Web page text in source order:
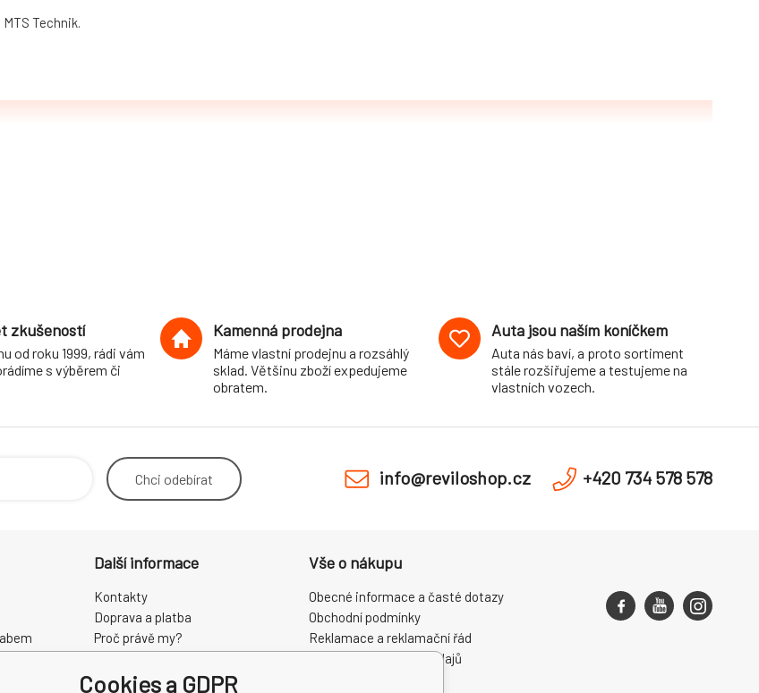
Technik.
zkušeností
od roku 1999, rádi vám
s výběrem či
Kamenná prodejna
Máme vlastní prodejnu a rozsáhlý
sklad. Většinu zboží expedujeme
obratem.
Auta jsou naším koníčkem
Auta nás baví, a proto sortiment
stále rozšiřujeme a testujeme na
vlastních vozech.
Chci odebírat info@reviloshop.cz +420 734 578 578
Další informace
Kontakty
Doprava a platba
Proč právě my?
Kamenná prodejna
Vše o nákupu
Obecné informace a časté dotazy
Obchodní podmínky
Reklamace a reklamační řád
Zpracování osobních údajů
Cookies a GDPR